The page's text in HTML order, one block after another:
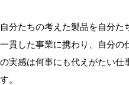
自分たちの考えた製品を自分
一貫した事業に携わり、自分の
の実感は何事にも代えがたい仕
す。